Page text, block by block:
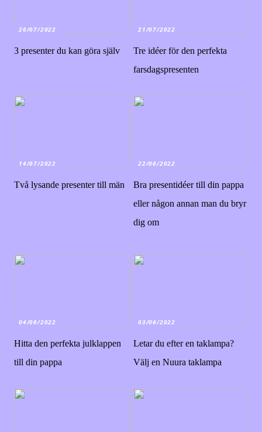
26/07/2022
3 presenter du kan göra själv
21/07/2022
Tre idéer för den perfekta
farsdagspresenten
14/07/2022
Två lysande presenter till män
22/06/2022
Bra presentidéer till din pappa
eller någon annan man du bryr
dig om
04/06/2022
Hitta den perfekta julklappen
till din pappa
03/06/2022
Letar du efter en taklampa?
Välj en Nuura taklampa